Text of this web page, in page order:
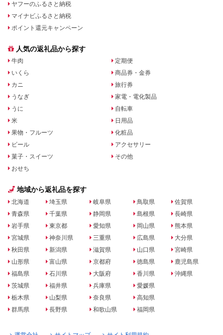
ヤフーのふるさと納税
マイナビふるさと納税
ポイント還元キャンペーン
人気の返礼品から探す
牛肉
いくら
カニ
うなぎ
うに
米
果物・フルーツ
ビール
菓子・スイーツ
おせち
定期便
商品券・金券
旅行券
家電・電化製品
自転車
日用品
化粧品
アクセサリー
その他
地域から返礼品を探す
北海道
青森県
岩手県
宮城県
秋田県
山形県
福島県
茨城県
栃木県
群馬県
埼玉県
千葉県
東京都
神奈川県
新潟県
富山県
石川県
福井県
山梨県
長野県
岐阜県
静岡県
愛知県
三重県
滋賀県
京都府
大阪府
兵庫県
奈良県
和歌山県
鳥取県
島根県
岡山県
広島県
山口県
徳島県
香川県
愛媛県
高知県
福岡県
佐賀県
長崎県
熊本県
大分県
宮崎県
鹿児島県
沖縄県